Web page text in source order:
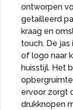
ontworpen
getailleerd
kraag en
touch. De
of logo naar
huisstijl. Het
ervoor zorgt
drukknopen